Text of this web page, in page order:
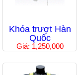
Khóa trượt Hàn
Quốc
Giá: 1,250,000